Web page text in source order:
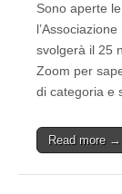
Sono aperte
svolgerà il 25
Zoom per
di categoria e
Read more →